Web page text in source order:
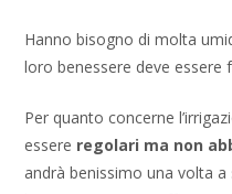
Hanno bisogno di molta
loro benessere deve essere
Per quanto concerne
essere regolari ma non
andrà benissimo una volta